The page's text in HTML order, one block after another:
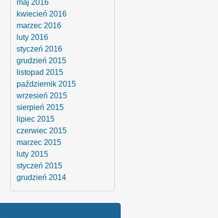
maj 2016
kwiecień 2016
marzec 2016
luty 2016
styczeń 2016
grudzień 2015
listopad 2015
październik 2015
wrzesień 2015
sierpień 2015
lipiec 2015
czerwiec 2015
marzec 2015
luty 2015
styczeń 2015
grudzień 2014